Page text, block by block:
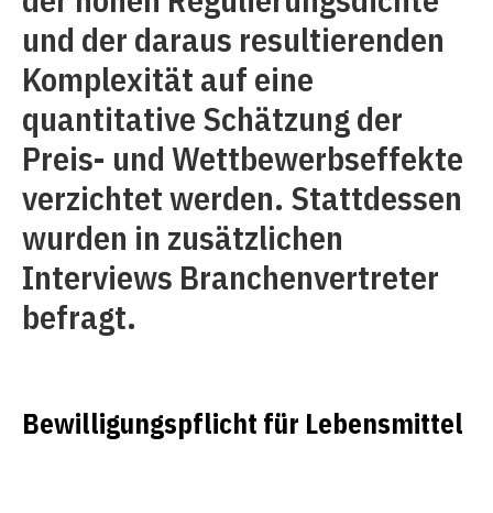
und der daraus resultierenden
Komplexität auf eine
quantitative Schätzung der
Preis- und Wettbewerbseffekte
verzichtet werden. Stattdessen
wurden in zusätzlichen
Interviews Branchenvertreter
befragt.
Bewilligungspflicht für Lebensmittel